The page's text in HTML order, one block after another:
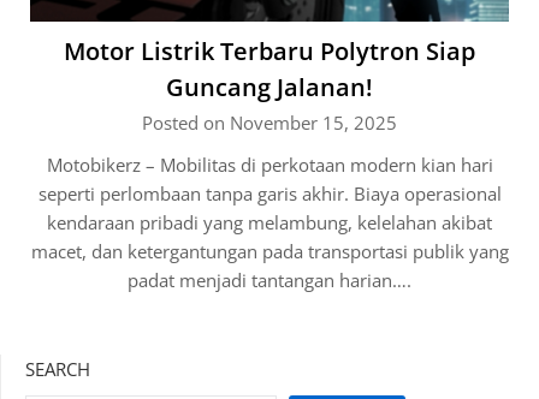
Motor Listrik Terbaru Polytron Siap
Guncang Jalanan!
Posted on November 15, 2025
Motobikerz – Mobilitas di perkotaan modern kian hari
seperti perlombaan tanpa garis akhir. Biaya operasional
kendaraan pribadi yang melambung, kelelahan akibat
macet, dan ketergantungan pada transportasi publik yang
padat menjadi tantangan harian….
SEARCH